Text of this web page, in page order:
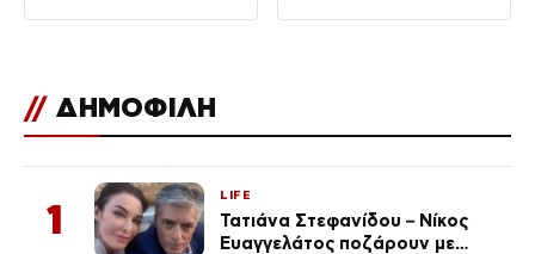
// ΔΗΜΟΦΙΛΗ
1
LIFE
Τατιάνα Στεφανίδου – Νίκος
Ευαγγελάτος ποζάρουν με